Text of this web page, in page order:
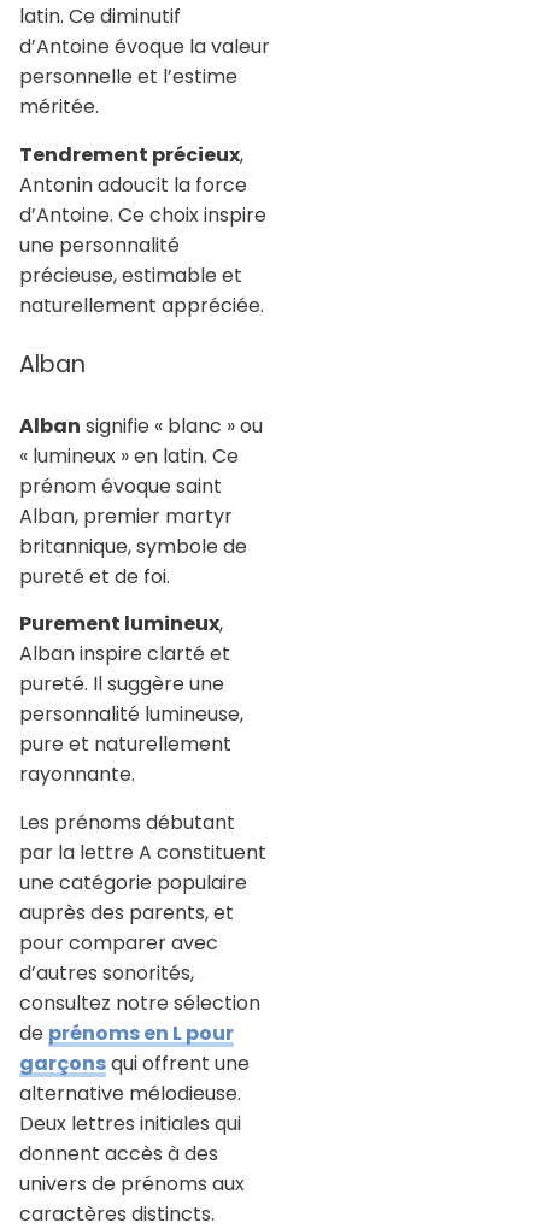
latin. Ce diminutif
d’Antoine évoque la valeur
personnelle et l’estime
méritée.
Tendrement précieux,
Antonin adoucit la force
d’Antoine. Ce choix inspire
une personnalité
précieuse, estimable et
naturellement appréciée.
Alban
Alban signifie « blanc » ou
« lumineux » en latin. Ce
prénom évoque saint
Alban, premier martyr
britannique, symbole de
pureté et de foi.
Purement lumineux,
Alban inspire clarté et
pureté. Il suggère une
personnalité lumineuse,
pure et naturellement
rayonnante.
Les prénoms débutant
par la lettre A constituent
une catégorie populaire
auprès des parents, et
pour comparer avec
d’autres sonorités,
consultez notre sélection
de prénoms en L pour
garçonsqui offrent une
alternative mélodieuse.
Deux lettres initiales qui
donnent accès à des
univers de prénoms aux
caractères distincts.